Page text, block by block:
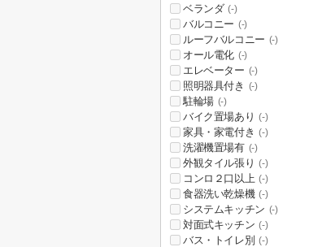
ベランダ (-)
バルコニー (-)
ルーフバルコニー (-)
オール電化 (-)
エレベーター (-)
照明器具付き (-)
駐輪場 (-)
バイク置場あり (-)
家具・家電付き (-)
洗濯機置場有 (-)
外観タイル張り (-)
コンロ２口以上 (-)
食器洗い乾燥機 (-)
システムキッチン (-)
対面式キッチン (-)
バス・トイレ別 (-)